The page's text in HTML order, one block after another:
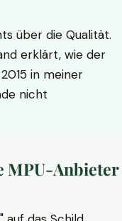
über die Qualität.
erklärt, wie der
in meiner
nicht
MPU-Anbieter